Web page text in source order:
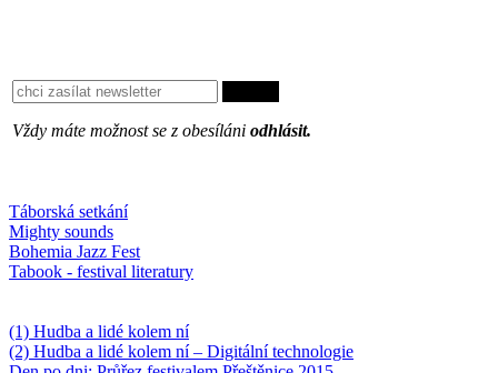
Vždy máte možnost se z obesíláni odhlásit.
Táborská setkání
Mighty sounds
Bohemia Jazz Fest
Tabook - festival literatury
(1) Hudba a lidé kolem ní
(2) Hudba a lidé kolem ní – Digitální technologie